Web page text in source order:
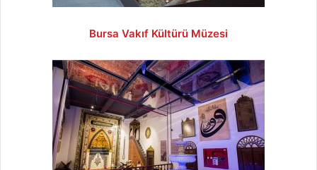
Bursa Vakıf Kültürü Müzesi